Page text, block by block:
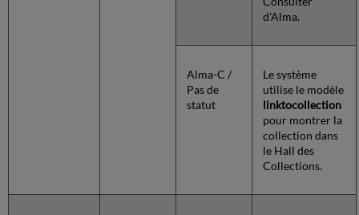
d'Alma.
Alma-C /
Pas de
statut
Le système
utilise le modèle
linktocollection
pour montrer la
collection dans
le Hall des
Collections.